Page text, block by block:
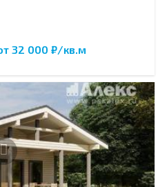
32 000 ₽/кв.м